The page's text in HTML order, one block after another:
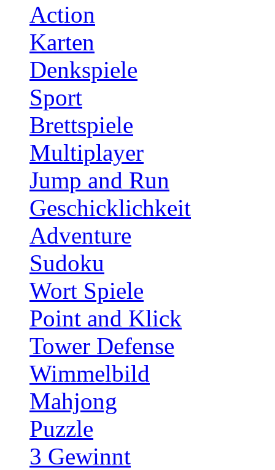
Action
Karten
Denkspiele
Sport
Brettspiele
Multiplayer
Jump and Run
Geschicklichkeit
Adventure
Sudoku
Wort Spiele
Point and Klick
Tower Defense
Wimmelbild
Mahjong
Puzzle
3 Gewinnt